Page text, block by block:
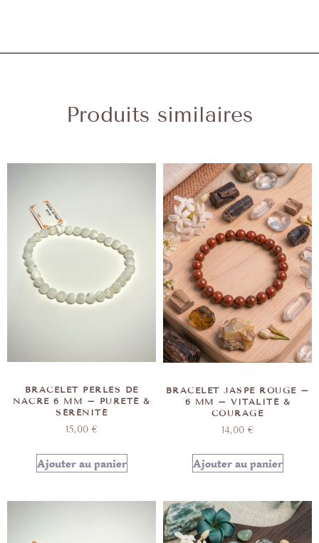
Produits similaires
BRACELET PERLES DE
NACRE 6 MM – PURETÉ &
SÉRÉNITÉ
15,00 €
Ajouter au panier
BRACELET JASPE ROUGE –
6 MM – VITALITÉ &
COURAGE
14,00 €
Ajouter au panier